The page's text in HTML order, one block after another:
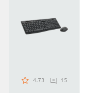
4.73 15